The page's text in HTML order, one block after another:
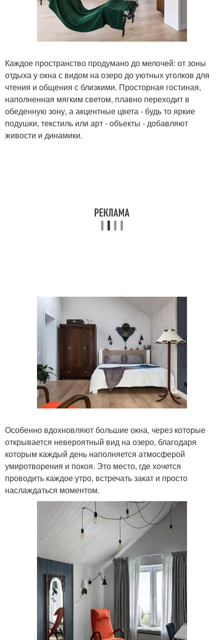
Каждое пространство продумано до мелочей: от зоны
отдыха у окна с видом на озеро до уютных уголков для
чтения и общения с близкими. Просторная гостиная,
наполненная мягким светом, плавно переходит в
обеденную зону, а акцентные цвета - будь то яркие
подушки, текстиль или арт - объекты - добавляют
живости и динамики.
Особенно вдохновляют большие окна, через которые
открывается невероятный вид на озеро, благодаря
которым каждый день наполняется атмосферой
умиротворения и покоя. Это место, где хочется
проводить каждое утро, встречать закат и просто
наслаждаться моментом.